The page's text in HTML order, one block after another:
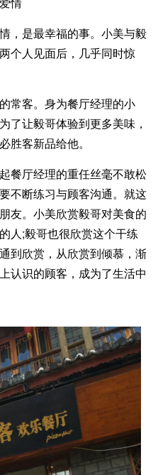
，是最幸福的事。小美与毅
个人见面后，几乎同时惊
常客。身为餐厅经理的小
了让毅哥体验到更多美味，
胜客新品给他。
餐厅经理的重任丝毫不敢松
不断练习与顾客沟通。就这
友。小美欣赏毅哥对美食的
人;毅哥也很欣赏这个干练
到欣赏，从欣赏到倾慕，渐
认识的顾客，成为了生活中